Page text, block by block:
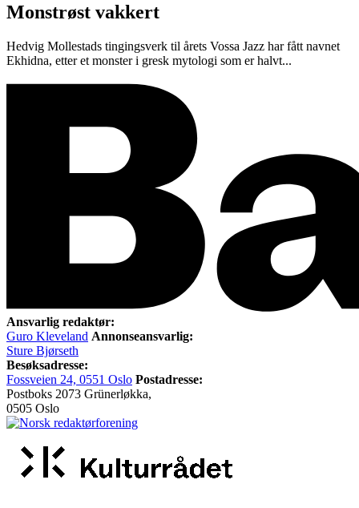
Monstrøst vakkert
Hedvig Mollestads tingingsverk til årets Vossa Jazz har fått navnet
Ekhidna, etter et monster i gresk mytologi som er halvt...
Ansvarlig redaktør:
Guro Kleveland Annonseansvarlig:
Sture Bjørseth
Besøksadresse:
Fossveien 24, 0551 Oslo Postadresse:
Postboks 2073 Grünerløkka,
0505 Oslo